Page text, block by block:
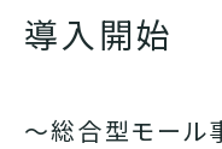
導入開始
～総合型モール